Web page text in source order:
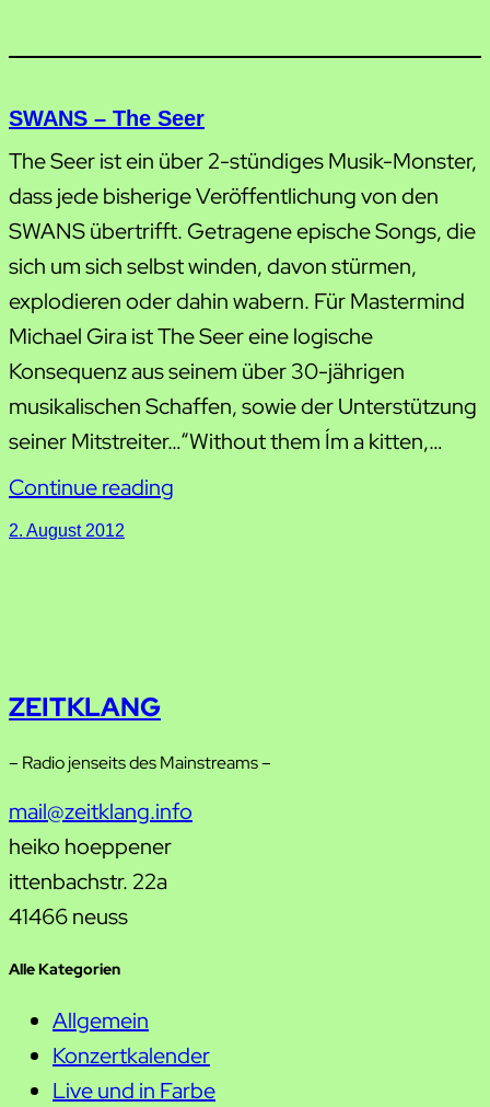
SWANS – The Seer
The Seer ist ein über 2-stündiges Musik-Monster,
dass jede bisherige Veröffentlichung von den
SWANS übertrifft. Getragene epische Songs, die
sich um sich selbst winden, davon stürmen,
explodieren oder dahin wabern. Für Mastermind
Michael Gira ist The Seer eine logische
Konsequenz aus seinem über 30-jährigen
musikalischen Schaffen, sowie der Unterstützung
seiner Mitstreiter…“Without them I´m a kitten,…
Continue reading
2. August 2012
ZEITKLANG
– Radio jenseits des Mainstreams –
mail@zeitklang.info
heiko hoeppener
ittenbachstr. 22a
41466 neuss
Alle Kategorien
Allgemein
Konzertkalender
Live und in Farbe